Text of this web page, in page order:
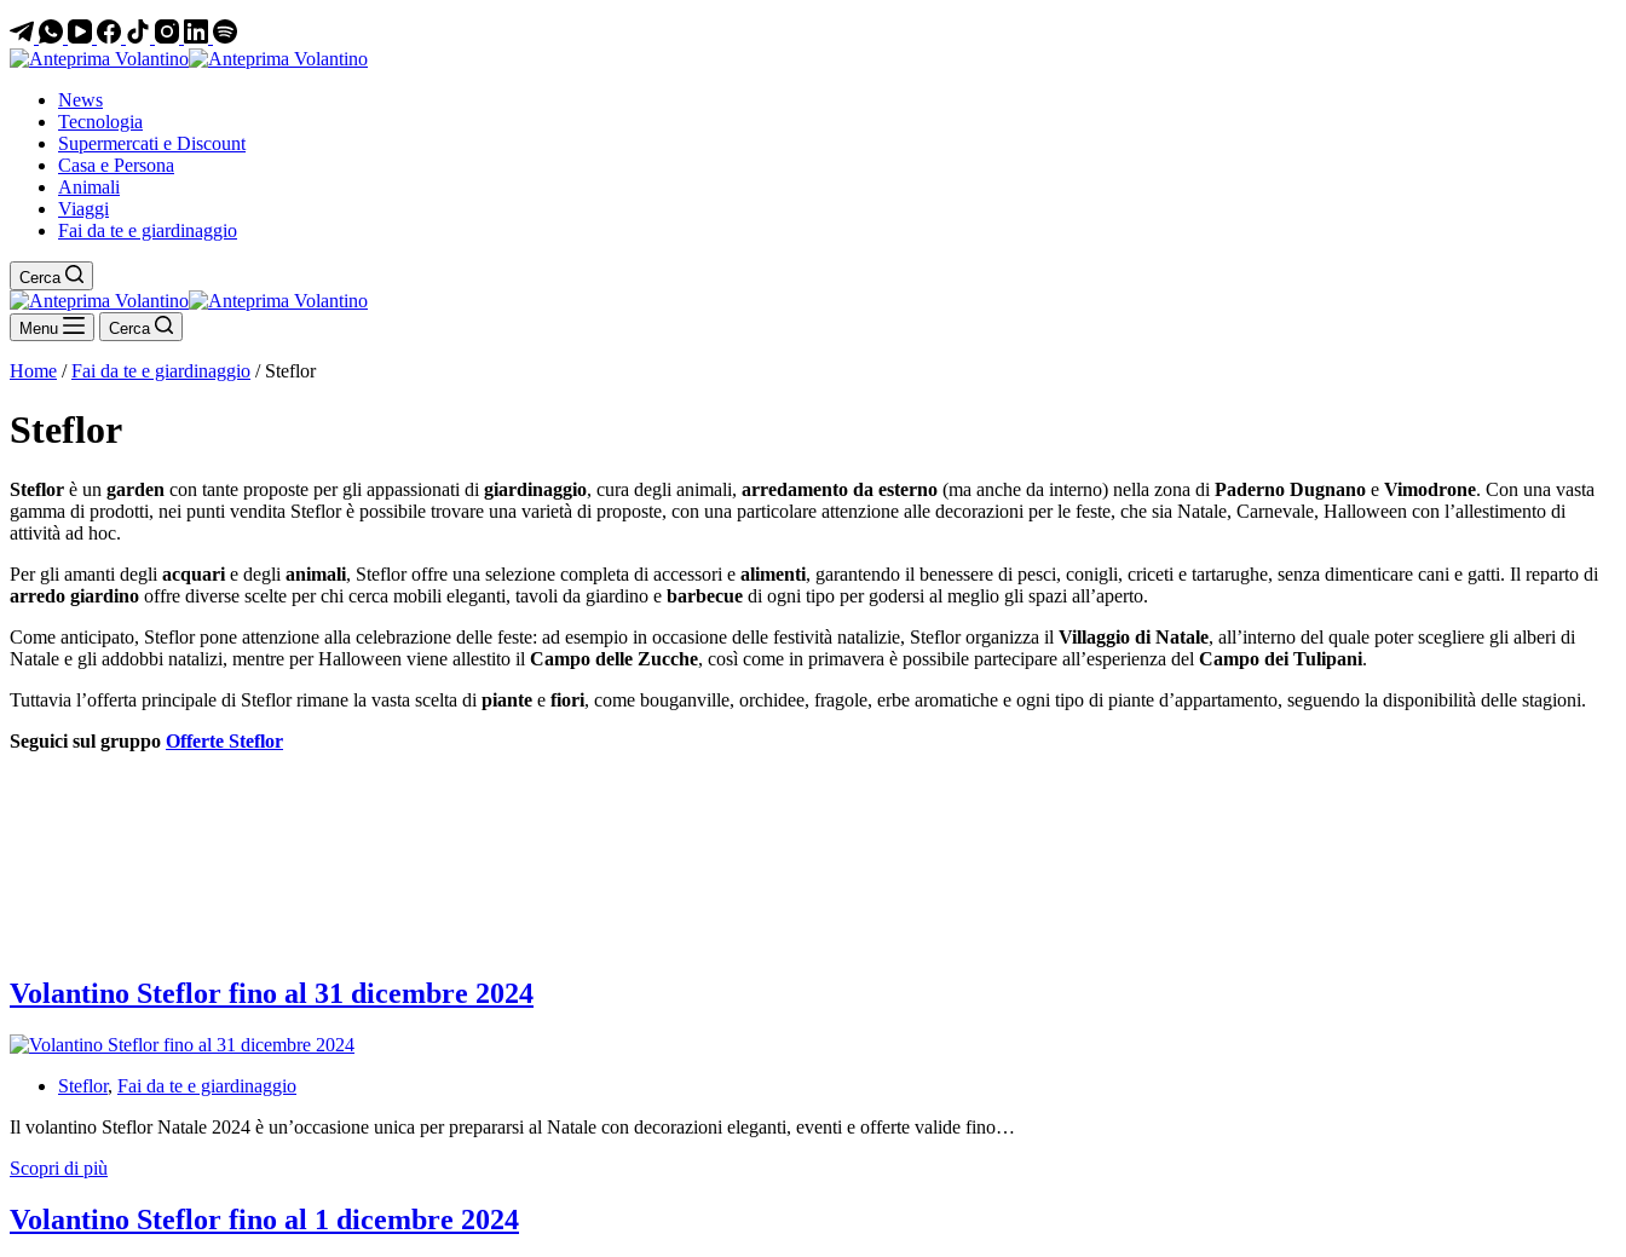
News
Tecnologia
Supermercati e Discount
Casa e Persona
Animali
Viaggi
Fai da te e giardinaggio
Cerca
Menu Cerca
Home /Fai da te e giardinaggio / Steflor
Steflor
Steflor è un garden con tante proposte per gli appassionati di giardinaggio, cura degli animali, arredamento da esterno (ma anche da interno) nella zona di Paderno Dugnano e Vimodrone. Con una vasta
gamma di prodotti, nei punti vendita Steflor è possibile trovare una varietà di proposte, con una particolare attenzione alle decorazioni per le feste, che sia Natale, Carnevale, Halloween con l’allestimento di
attività ad hoc.
Per gli amanti degli acquari e degli animali, Steflor offre una selezione completa di accessori e alimenti, garantendo il benessere di pesci, conigli, criceti e tartarughe, senza dimenticare cani e gatti. Il reparto di
arredo giardino offre diverse scelte per chi cerca mobili eleganti, tavoli da giardino e barbecue di ogni tipo per godersi al meglio gli spazi all’aperto.
Come anticipato, Steflor pone attenzione alla celebrazione delle feste: ad esempio in occasione delle festività natalizie, Steflor organizza il Villaggio di Natale, all’interno del quale poter scegliere gli alberi di
Natale e gli addobbi natalizi, mentre per Halloween viene allestito il Campo delle Zucche, così come in primavera è possibile partecipare all’esperienza del Campo dei Tulipani.
Tuttavia l’offerta principale di Steflor rimane la vasta scelta di piante e fiori, come bouganville, orchidee, fragole, erbe aromatiche e ogni tipo di piante d’appartamento, seguendo la disponibilità delle stagioni.
Seguici sul gruppo Offerte Steflor
Volantino Steflor fino al 31 dicembre 2024
Steflor, Fai da te e giardinaggio
Il volantino Steflor Natale 2024 è un’occasione unica per prepararsi al Natale con decorazioni eleganti, eventi e offerte valide fino…
Scopri di più
al
Volantino Steflor fino al 1 dicembre 2024